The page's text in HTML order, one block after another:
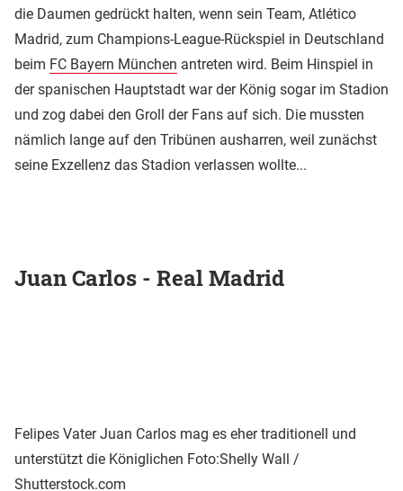
die Daumen gedrückt halten, wenn sein Team, Atlético
Madrid, zum Champions-League-Rückspiel in Deutschland
beim FC Bayern München antreten wird. Beim Hinspiel in
der spanischen Hauptstadt war der König sogar im Stadion
und zog dabei den Groll der Fans auf sich. Die mussten
nämlich lange auf den Tribünen ausharren, weil zunächst
seine Exzellenz das Stadion verlassen wollte...
Juan Carlos - Real Madrid
Felipes Vater Juan Carlos mag es eher traditionell und
unterstützt die Königlichen Foto:Shelly Wall /
Shutterstock.com